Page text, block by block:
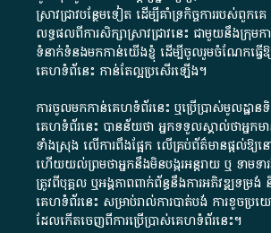
ស្រាវជ្រាវបន្ថែមទៀត ដើម្បីគាំទ្រកិច្ចការ​របស់ពួក
លទ្ធផលពីការសិក្សាស្រាវជ្រាវនេះ ជាមួយនឹងក្រុមក
ទំនាក់ទំនងមកកាន់យើងខ្ញុំ ដើម្បីចូលរួមចំណែកធ្វើ
គេហទំព័នេះ កាន់តែល្អប្រសើរឡើង។
ការចូលមកកាន់គេហទំព័រនេះ ឬប្រើប្រាស់មូលដ្ឋា
គេហទំព័រនេះ បានន័យថា អ្នកទទួលស្គាល់ថាអ្នក
ទាំងស្រុង លើការពឹងផ្អែក លើគ្រប់ព័ត៌មានផ្តល់ឱ្យ
ហើយយល់ព្រមថាអ្នកនឹងមិនបង្ករអន្តរាយ ឬ ទាមទ
ត្រូវពីបុគ្គល ឬអង្គភាពពាក់ព័ន្ធនឹងការអភិវឌ្ឍទម្រង់
គេហទំព័រនេះ សម្រាប់រាល់ការបាត់បង់ ការខូចប្រ
ដែលកើតចេញពីការប្រើប្រាស់គេហទំព័រនេះ។